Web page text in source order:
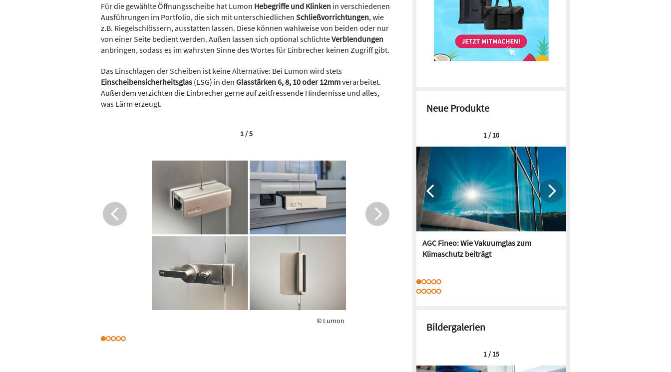
Für die gewählte Öffnungsscheibe hat Lumon Hebegriffe und Klinken in verschiedenen
Ausführungen im Portfolio, die sich mit unterschiedlichen Schließvorrichtungen, wie
z.B. Riegelschlössern, ausstatten lassen. Diese können wahlweise von beiden oder nur
von einer Seite bedient werden. Außen lassen sich optional schlichteVerblendungen
anbringen, sodass es im wahrsten Sinne des Wortes für Einbrecher keinen Zugriff gibt.
Das Einschlagen der Scheiben ist keine Alternative: Bei Lumon wird stets
Einscheibensicherheitsglas (ESG) in den Glasstärken 6, 8, 10 oder 12mmverarbeitet.
Außerdem verzichten die Einbrecher gerne auf zeitfressende Hindernisse und alles,
was Lärm erzeugt.
© Lumon
1 / 5
Neue Produkte
AGC Fineo: Wie Vakuumglas zum
Klimaschutz beiträgt
1 / 10
Bildergalerien
1 / 15